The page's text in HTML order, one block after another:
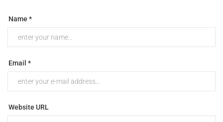
Name *
Email *
Website URL